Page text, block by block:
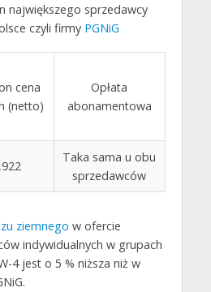
największego sprzedawcy
czyli firmy PGNiG
cena
(netto)
Opłata
abonamentowa
Taka sama u obu
sprzedawców
ziemnego w ofercie
indywidualnych w grupach
4 jest o 5 % niższa niż w